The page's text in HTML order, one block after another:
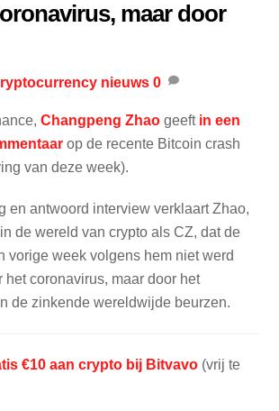
maar door
nieuws 0
Changpeng Zhao geeft in een
op de recente Bitcoin crash
van deze week).
en antwoord interview verklaart Zhao,
de wereld van crypto als CZ, dat de
vorige week volgens hem niet werd
het coronavirus, maar door het
de zinkende wereldwijde beurzen.
€10 aan crypto bij Bitvavo (vrij te